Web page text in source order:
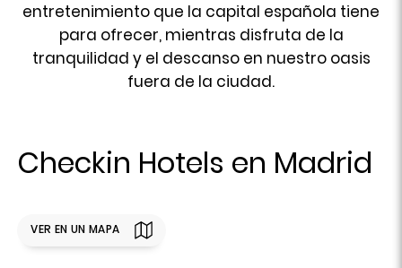
entretenimiento que la capital española tiene
para ofrecer, mientras disfruta de la
tranquilidad y el descanso en nuestro oasis
fuera de la ciudad.
Checkin Hotels en Madrid
VER EN UN MAPA